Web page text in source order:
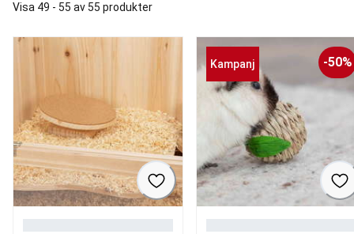
Visa 49 - 55 av 55 produkter
Kampanj -50%